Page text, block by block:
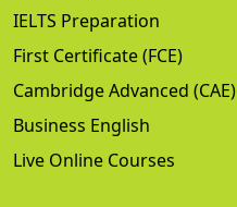
IELTS Preparation
First Certificate (FCE)
Cambridge Advanced (CAE)
Business English
Live Online Courses